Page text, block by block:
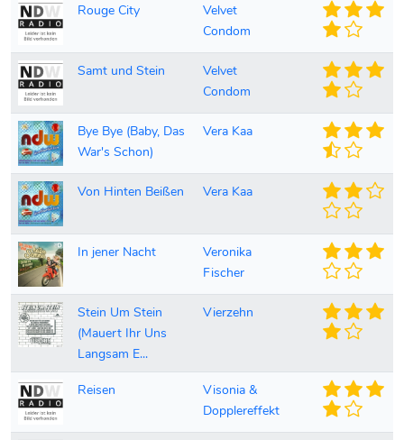
Rouge City
Velvet
Condom
Samt und Stein
Velvet
Condom
Bye Bye (Baby, Das
War's Schon)
Vera Kaa
Von Hinten Beißen Vera Kaa
In jener Nacht
Veronika
Fischer
Stein Um Stein
(Mauert Ihr Uns
Langsam E...
Vierzehn
Reisen
Visonia &
Dopplereffekt